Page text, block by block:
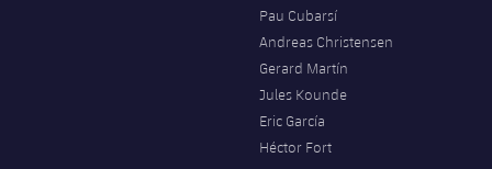
Pau Cubarsí
Andreas Christensen
Gerard Martín
Jules Kounde
Eric García
Héctor Fort